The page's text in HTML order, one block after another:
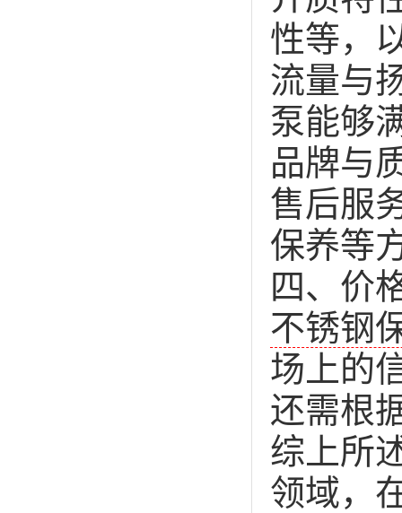
性等，
流量与
泵能够
品牌与
售后服
保养等
四、价
不锈钢
场上的
还需根
综上所
领域，